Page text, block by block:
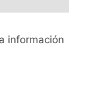
información